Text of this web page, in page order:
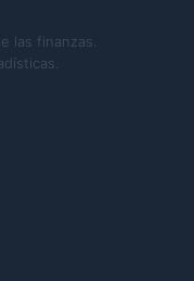
las finanzas.